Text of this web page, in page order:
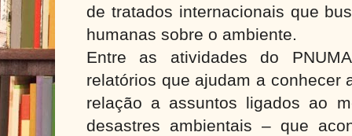
de tratados internacionais que
humanas sobre o ambiente.
Entre as atividades do
relatórios que ajudam a conhecer
relação a assuntos ligados ao
desastres ambientais – que